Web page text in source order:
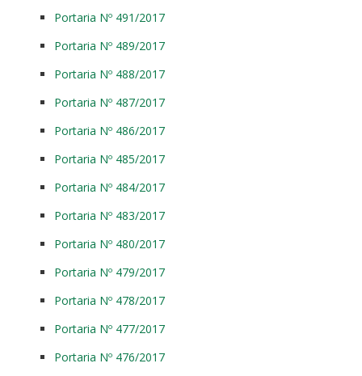
Portaria Nº 491/2017
Portaria Nº 489/2017
Portaria Nº 488/2017
Portaria Nº 487/2017
Portaria Nº 486/2017
Portaria Nº 485/2017
Portaria Nº 484/2017
Portaria Nº 483/2017
Portaria Nº 480/2017
Portaria Nº 479/2017
Portaria Nº 478/2017
Portaria Nº 477/2017
Portaria Nº 476/2017